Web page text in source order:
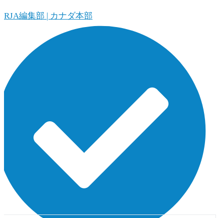
編集部 | カナダ本部